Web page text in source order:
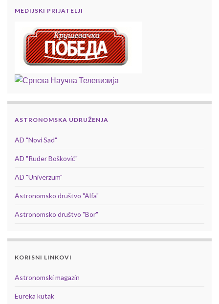
MEDIJSKI PRIJATELJI
ASTRONOMSKA UDRUŽENJA
AD "Novi Sad"
AD "Ruđer Bošković"
AD "Univerzum"
Astronomsko društvo "Alfa"
Astronomsko društvo "Bor"
KORISNI LINKOVI
Astronomski magazin
Eureka kutak